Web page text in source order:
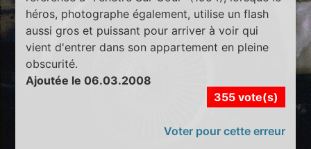
héros, photographe également, utilise un flash
aussi gros et puissant pour arriver à voir qui
vient d'entrer dans son appartement en pleine
obscurité.
Ajoutée le 06.03.2008
355 vote(s)
Voter pour cette erreur